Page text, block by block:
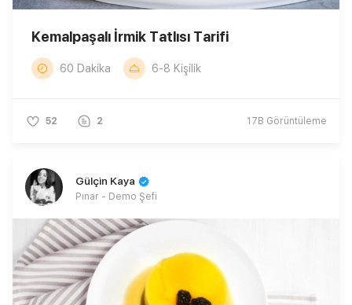
Kemalpaşalı İrmik Tatlısı Tarifi
60 Dakika 6-8 Kişilik
52 2 17B Görüntüleme
Gülçin Kaya
Pınar - Demo Şefi